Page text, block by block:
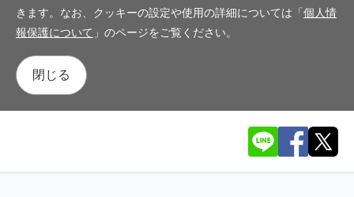
きます。なお、クッキーの設定や使用の詳細については「個人情
報保護について 」のページをご覧ください。
閉じる